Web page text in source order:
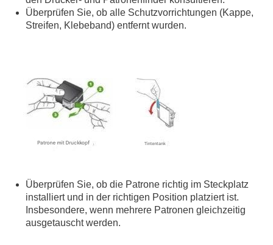
Überprüfen Sie, ob alle Schutzvorrichtungen (Kappe,
Streifen, Klebeband) entfernt wurden.
Überprüfen Sie, ob die Patrone richtig im Steckplatz
installiert und in der richtigen Position platziert ist.
Insbesondere, wenn mehrere Patronen gleichzeitig
ausgetauscht werden.